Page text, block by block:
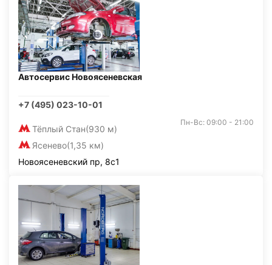
Автосервис Новоясеневская
+7 (495) 023-10-01
Тёплый Стан(930 м)
Ясенево(1,35 км)
Пн-Вс: 09:00 - 21:00
Новоясеневский пр, 8с1